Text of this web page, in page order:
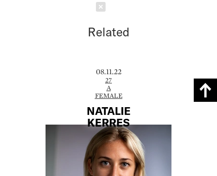
Related
08.11.22
27
A
FEMALE
NATALIE
KERRES